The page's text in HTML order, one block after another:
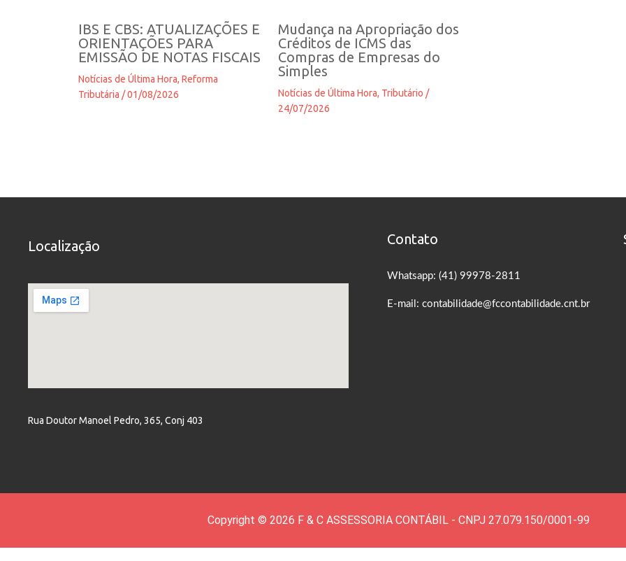
IBS E CBS: ATUALIZAÇÕES E
ORIENTAÇÕES PARA
EMISSÃO DE NOTAS FISCAIS
Notícias de Última Hora, Reforma
Tributária /01/08/2026
Mudança na Apropriação dos
Créditos de ICMS das
Compras de Empresas do
Simples
Notícias de Última Hora, Tributário /
24/07/2026
Localização
Rua Doutor Manoel Pedro, 365, Conj 403
Contato
Whatsapp: (41) 99978-2811
E-mail: contabilidade@fccontabilidade.cnt.br
Copyright © 2026 F & C ASSESSORIA CONTÁBIL - CNPJ 27.079.150/0001-99